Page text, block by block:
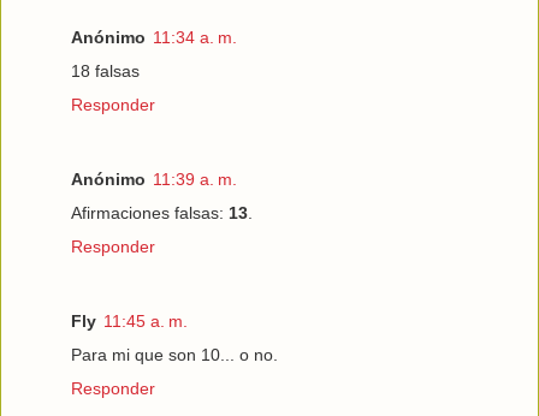
Anónimo 11:34 a. m.
18 falsas
Responder
Anónimo 11:39 a. m.
Afirmaciones falsas: 13.
Responder
Fly 11:45 a. m.
Para mi que son 10... o no.
Responder